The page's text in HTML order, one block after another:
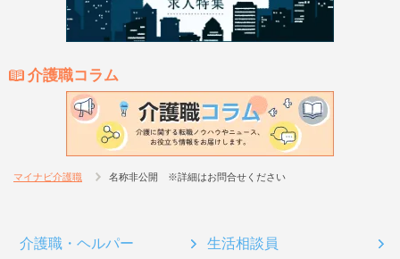
介護職コラム
マイナビ介護職 名称非公開 ※詳細はお問合せください
介護職・ヘルパー 生活相談員